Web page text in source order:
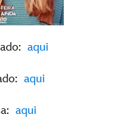
aqui
aqui
aqui